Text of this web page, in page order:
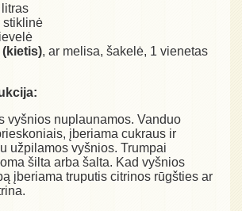
litras
stiklinė
(kietis), ar melisa, šakelė, 1 vienetas
vyšnios nuplaunamos. Vanduo
įberiama cukraus ir
užpilamos vyšnios. Trumpai
šilta arba šalta. Kad vyšnios
įberiama truputis citrinos rūgšties ar